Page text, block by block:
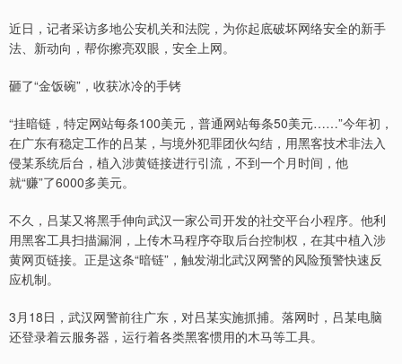
近日，记者采访多地公安机关和法院，为你起底破坏网络安全的新手
法、新动向，帮你擦亮双眼，安全上网。
砸了“金饭碗”，收获冰冷的手铐
“挂暗链，特定网站每条100美元，普通网站每条50美元……”今年初，
在广东有稳定工作的吕某，与境外犯罪团伙勾结，用黑客技术非法入
侵某系统后台，植入涉黄链接进行引流，不到一个月时间，他
就“赚”了6000多美元。
不久，吕某又将黑手伸向武汉一家公司开发的社交平台小程序。他利
用黑客工具扫描漏洞，上传木马程序夺取后台控制权，在其中植入涉
黄网页链接。正是这条“暗链”，触发湖北武汉网警的风险预警快速反
应机制。
3月18日，武汉网警前往广东，对吕某实施抓捕。落网时，吕某电脑
还登录着云服务器，运行着各类黑客惯用的木马等工具。